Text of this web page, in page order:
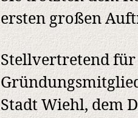
ersten großen
Stellvertretend
Stadt Wiehl, dem